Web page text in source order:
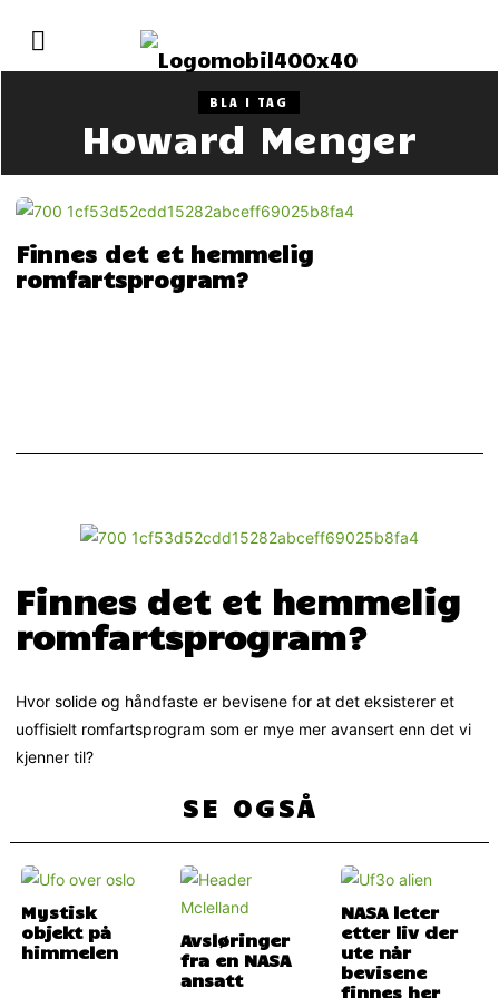
BLA I TAG
Howard Menger
Finnes det et hemmelig
romfartsprogram?
Finnes det et hemmelig
romfartsprogram?
Hvor solide og håndfaste er bevisene for at det eksisterer et
uoffisielt romfartsprogram som er mye mer avansert enn det vi
kjenner til?
SE OGSÅ
Mystisk
objekt på
himmelen
Avsløringer
fra en NASA
ansatt
NASA leter
etter liv der
ute når
bevisene
finnes her